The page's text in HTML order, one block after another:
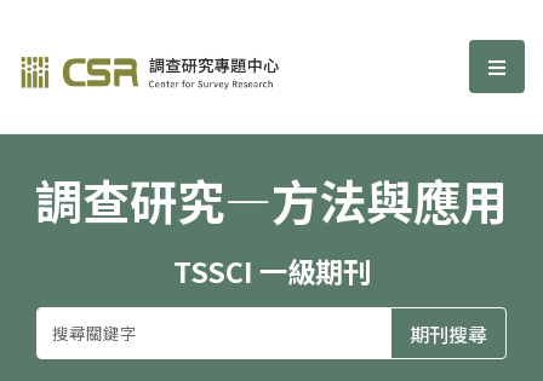
調查研究—方法與應用期刊 選
調查研究—方法與應用
TSSCI 一級期刊